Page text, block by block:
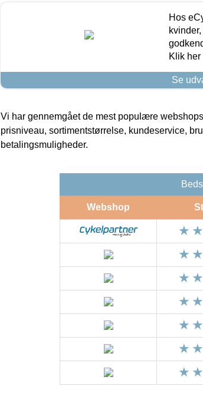
Hos
Klik her
Se
Vi har gennemgået de mest populære
prisniveau, sortimentstørrelse, kundeservice,
betalingsmuligheder.
Webshop